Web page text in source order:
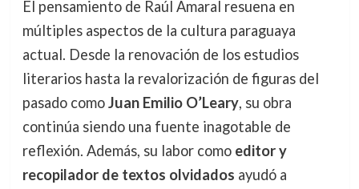
El pensamiento de Raúl Amaral resuena en
múltiples aspectos de la cultura paraguaya
actual. Desde la renovación de los estudios
literarios hasta la revalorización de figuras del
pasado comoJuan Emilio O’Leary, su obra
continúa siendo una fuente inagotable de
reflexión. Además, su labor como editor y
recopilador de textos olvidados ayudó a